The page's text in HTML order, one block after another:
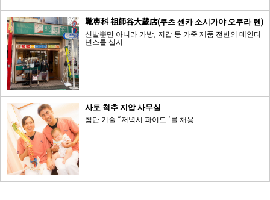
靴専科 祖師谷大蔵店(쿠츠 센카 소시가야 오쿠라 텐)
신발뿐만 아니라 가방, 지갑 등 가죽 제품 전반의 메인터
넌스를 실시.
사토 척추 지압 사무실
첨단 기술 “저녁시 파이드 ‘를 채용.